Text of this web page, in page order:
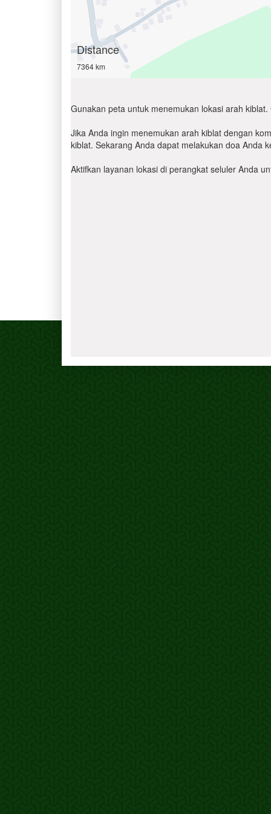
Distance
7364 km
Gunakan peta untuk menemukan lokasi arah
Jika Anda ingin menemukan arah kiblat dengan
kiblat. Sekarang Anda dapat melakukan doa Anda
Aktifkan layanan lokasi di perangkat seluler Anda